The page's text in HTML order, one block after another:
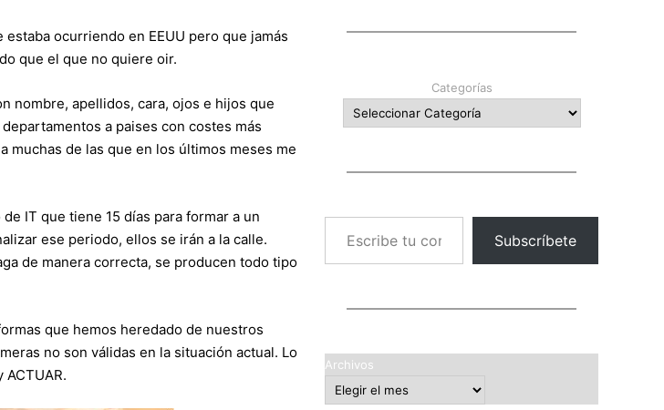
ocurriendo en EEUU pero que jamás
que el que no quiere oir.
nombre, apellidos, cara, ojos e hijos que
a paises con costes más
muchas de las que en los últimos meses me
IT que tiene 15 días para formar a un
ese periodo, ellos se irán a la calle.
de manera correcta, se producen todo tipo
que hemos heredado de nuestros
no son válidas en la situación actual. Lo
Categorías
Escribe tu correo electrónico…
Subscríbete
Archivos